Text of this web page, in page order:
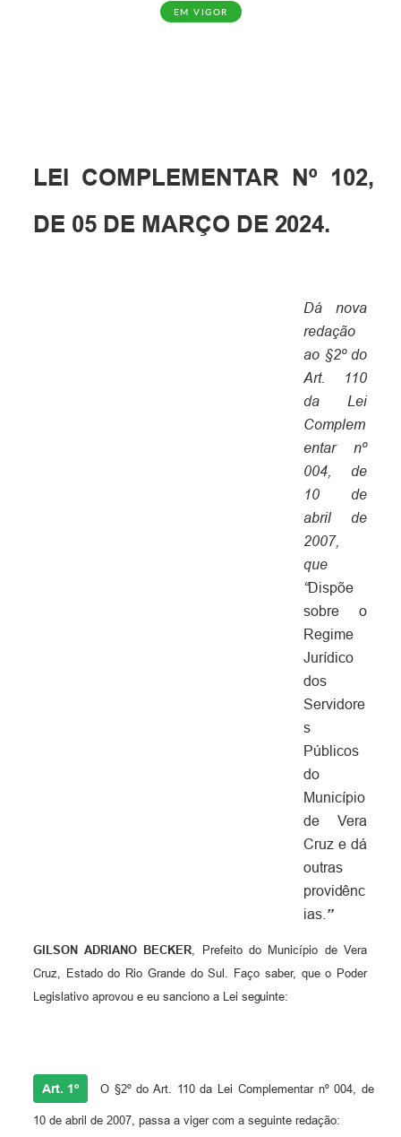
EM VIGOR
LEI COMPLEMENTAR Nº 102,
DE 05 DE MARÇO DE 2024.
Dá nova
redação
ao §2º do
Art. 110
da Lei
Complem
entar nº
004, de
10 de
abril de
2007,
que
“Dispõe
sobre o
Regime
Jurídico
dos
Servidore
s
Públicos
do
Município
de Vera
Cruz e dá
outras
providênc
ias. ”
GILSON ADRIANO BECKER, Prefeito do Município de Vera
Cruz, Estado do Rio Grande do Sul. Faço saber, que o Poder
Legislativo aprovou e eu sanciono a Lei seguinte:
Art. 1º O §2º do Art. 110 da Lei Complementar nº 004, de
10 de abril de 2007, passa a viger com a seguinte redação: